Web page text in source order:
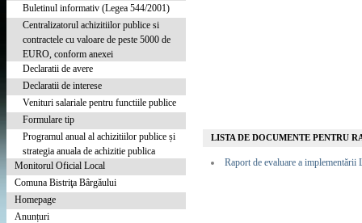
Buletinul informativ (Legea 544/2001)
Centralizatorul achizitiilor publice si
contractele cu valoare de peste 5000 de
EURO, conform anexei
Declaratii de avere
Declaratii de interese
Venituri salariale pentru functiile publice
Formulare tip
Programul anual al achizitiilor publice și
strategia anuala de achizitie publica
Monitorul Oficial Local
Comuna Bistriţa Bârgăului
Homepage
Anunțuri
LISTA DE DOCUMENTE PENTRU
Raport de evaluare a